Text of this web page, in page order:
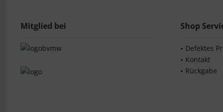
Mitglied bei Shop
Defektes
Kontakt
Rückgabe